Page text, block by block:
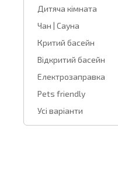
Дитяча кімната
Чан | Сауна
Критий басейн
Відкритий басейн
Електрозаправка
Pets friendly
Усі варіанти